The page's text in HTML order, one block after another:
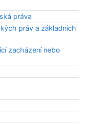
práva
práv a základních
zacházení nebo